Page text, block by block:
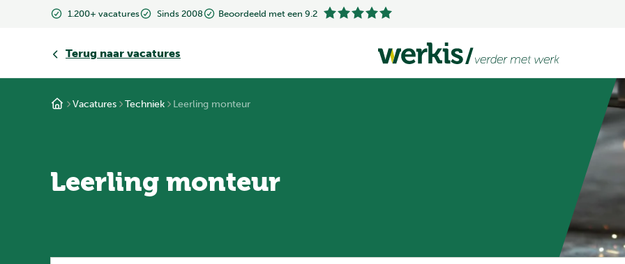
1.200+ vacatures Sinds 2008 Beoordeeld met een 9.2
Terug naar vacatures
Vacatures Techniek Leerling monteur
Leerling monteur